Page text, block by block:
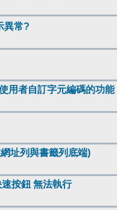
異常?
用者自訂字元編碼的功能
址列與書籤列底端)
按鈕 無法執行